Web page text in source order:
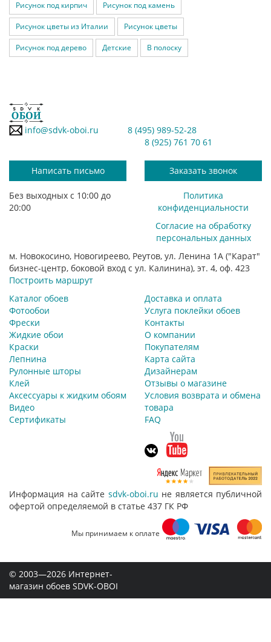
Рисунок под кирпич Рисунок под камень
Рисунок цветы из Италии Рисунок цветы
Рисунок под дерево Детские В полоску
info@sdvk-oboi.ru
8 (495) 989-52-28
8 (925) 761 70 61
Написать письмо Заказать звонок
Без выходных с 10:00 до
20:00
Политика
конфиденциальности
Согласие на обработку
персональных данных
м. Новокосино, Новогиреево, Реутов, ул. Ленина 1А ("Карат"
бизнес-центр, боковой вход с ул. Калинина), эт. 4, оф. 423
Построить маршрут
Каталог обоев
Фотообои
Фрески
Жидкие обои
Краски
Лепнина
Рулонные шторы
Клей
Аксессуары к жидким обоям
Видео
Сертификаты
Доставка и оплата
Услуга поклейки обоев
Контакты
О компании
Покупателям
Карта сайта
Дизайнерам
Отзывы о магазине
Условия возврата и обмена
товара
FAQ
Информация на сайте sdvk-oboi.ru не является публичной
офертой определяемой в статье 437 ГК РФ
Мы принимаем к оплате
© 2003—2026 Интернет-
магазин обоев SDVK-OBOI